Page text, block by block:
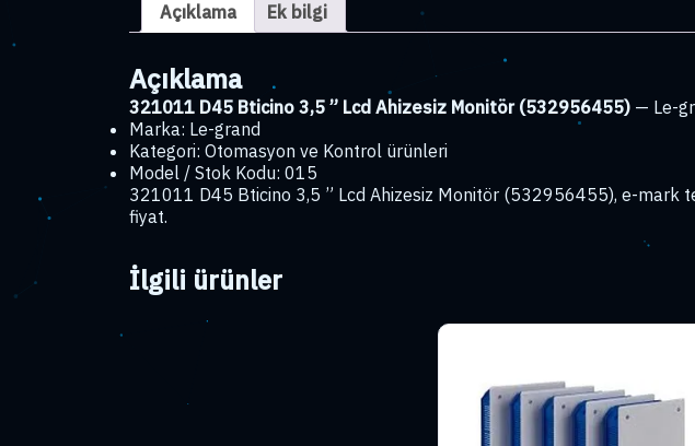
Açıklama Ek bilgi
Açıklama
321011 D45 Bticino 3,5 ” Lcd Ahizesiz Monitör (532956455) — Le-
Marka: Le-grand
Kategori: Otomasyon ve Kontrol ürünleri
Model / Stok Kodu: 015
321011 D45 Bticino 3,5 ” Lcd Ahizesiz Monitör (532956455), e-mark
fiyat.
İlgili ürünler